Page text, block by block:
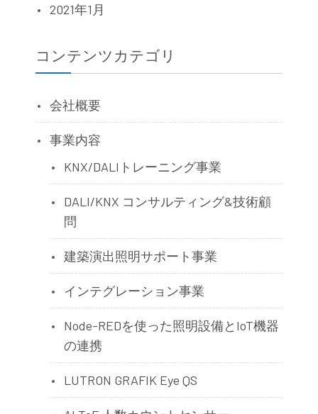
2021年1月
コンテンツカテゴリ
会社概要
事業内容
KNX/DALIトレーニング事業
DALI/KNX コンサルティング&技術顧
問
建築演出照明サポート事業
インテグレーション事業
Node-REDを使った照明設備とIoT機器
の連携
LUTRON GRAFIK Eye QS